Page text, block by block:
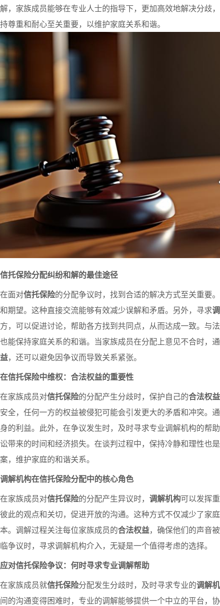
解，家族成员能够在专业人士的指导下，更加高效地解决分歧
持尊重和耐心至关重要，以维护家庭关系和谐。
信托保险分配纠纷和解的最佳途径
在面对信托保险的分配争议时，找到合适的解决方式至关重要
和期望。这种直接交流能够有效减少误解和矛盾。另外，寻求
方，可以促进讨论，帮助各方找到共同点，从而达成一致。与
也能保持家庭关系的和谐。当家族成员在分配上意见不合时，
益，还可以避免因争议而导致关系紧张。
在信托保险中维权：合法权益的重要性
在家族成员对信托保险的分配产生分歧时，保护自己的合法权益
安全，任何一方的权益被侵犯可能会引发更大的矛盾和冲突。
身的利益。此外，在争议发生时，及时寻求专业调解机构的帮
讼带来的时间和经济损失。在谈判过程中，保持冷静和理性也
案，维护家庭的和谐关系。
调解机构在信托保险分配中的核心角色
在家族成员对信托保险的分配产生异议时， 调解机构可以发挥
彼此的观点和关切，促进开放的沟通。这种方式不仅减少了家
本。调解过程关注每位家族成员的合法权益，确保他们的声音
临争议时，寻求调解机构介入，无疑是一个值得考虑的选择。
应对信托保险争议：何时寻求专业调解帮助
在家族成员就信托保险分配发生分歧时，及时寻求专业的调解
间的沟通变得困难时，专业的调解能够提供一个中立的平台，